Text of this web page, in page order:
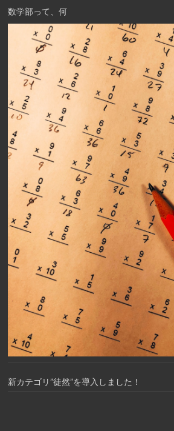
数学部って、何
新カテゴリ”徒然”を導入しました！